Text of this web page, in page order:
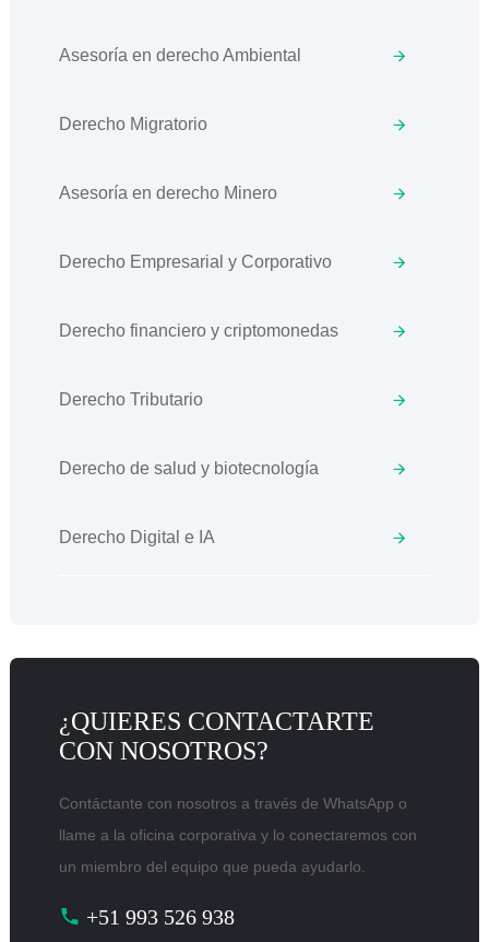
Asesoría en derecho Ambiental
Derecho Migratorio
Asesoría en derecho Minero
Derecho Empresarial y Corporativo
Derecho financiero y criptomonedas
Derecho Tributario
Derecho de salud y biotecnología
Derecho Digital e IA
¿QUIERES CONTACTARTE
CON NOSOTROS?
Contáctante con nosotros a través de WhatsApp o
llame a la oficina corporativa y lo conectaremos con
un miembro del equipo que pueda ayudarlo.
+51 993 526 938